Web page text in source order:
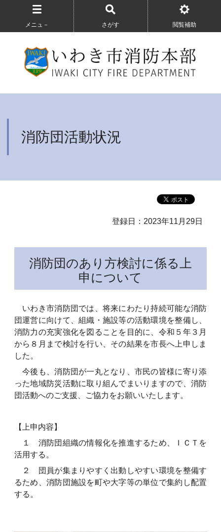
メニュ－ さがす 閲覧補助
消防団活動状況
登録日：2023年11月29日
消防団のあり方検討に係る上
申について
いわき市消防団では、将来にわたり持続可能な消防
団運営に向けて、組織・施設等の活動環境を整備し、
消防力の充実強化を図ることを目的に、令和５年３月
から８月まで検討を行い、その結果を市長へ上申しま
した。
今後も、消防団が一丸となり、市民の皆様に寄り添
った地域防災活動に取り組んでまいりますので、消防
団活動へのご支援、ご協力をお願いいたします。
【上申内容】
１ 消防団組織の情報化を推進するため、ＩＣＴを
活用する。
２ 団員が集まりやすく出動しやすい環境を整備す
るため、消防団施設を町や大字等の単位で集約し配置
する。